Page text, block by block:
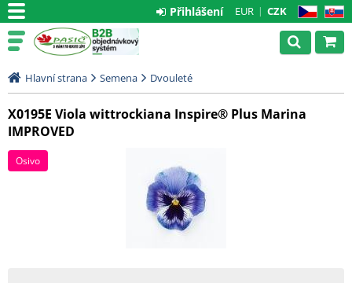
CZ SK
EUR CZK
Přihlášení
Hlavní strana Semena Dvouleté
X0195E Viola wittrockiana Inspire® Plus Marina
IMPROVED
Osivo